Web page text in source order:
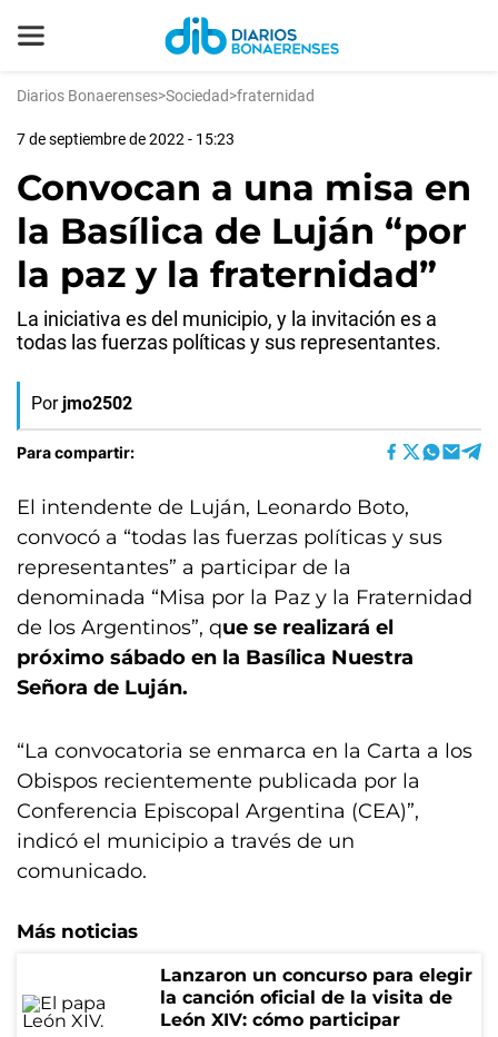
Diarios Bonaerenses>Sociedad>fraternidad
7 de septiembre de 2022 - 15:23
Convocan a una misa en
la Basílica de Luján “por
la paz y la fraternidad”
La iniciativa es del municipio, y la invitación es a
todas las fuerzas políticas y sus representantes.
Por jmo2502
Para compartir:
El intendente de Luján, Leonardo Boto,
convocó a “todas las fuerzas políticas y sus
representantes” a participar de la
denominada “Misa por la Paz y la Fraternidad
de los Argentinos”, que se realizará el
próximo sábado en la Basílica Nuestra
Señora de Luján.
“La convocatoria se enmarca en la Carta a los
Obispos recientemente publicada por la
Conferencia Episcopal Argentina (CEA)”,
indicó el municipio a través de un
comunicado.
Más noticias
Lanzaron un concurso para elegir
la canción oficial de la visita de
León XIV: cómo participar